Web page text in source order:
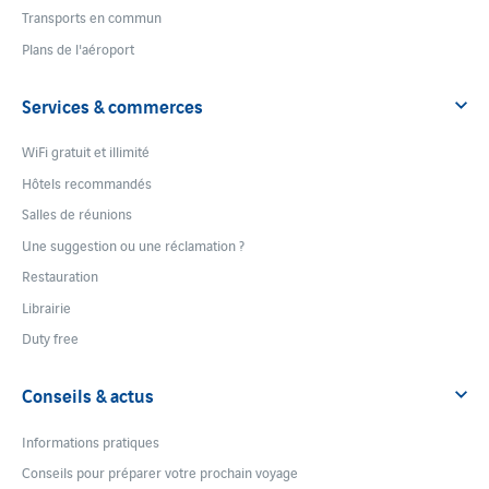
Transports en commun
Plans de l'aéroport
Services & commerces
WiFi gratuit et illimité
Hôtels recommandés
Salles de réunions
Une suggestion ou une réclamation ?
Restauration
Librairie
Duty free
Conseils & actus
Informations pratiques
Conseils pour préparer votre prochain voyage